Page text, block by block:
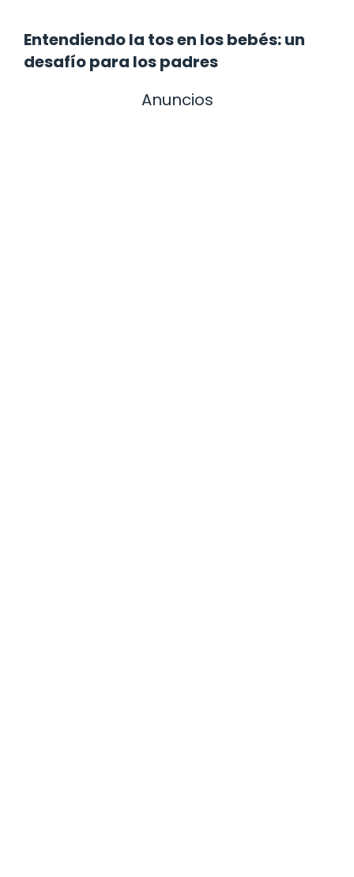
Entendiendo la tos en los bebés: un
desafío para los padres
Anuncios